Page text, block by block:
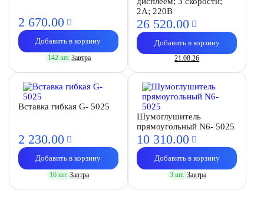
2 670.00
Добавить в корзину
142 шт. Завтра
2А; 220В
26 520.00
Добавить в корзину
21.08.26
Вставка гибкая G- 5025
2 230.00
Добавить в корзину
16 шт. Завтра
Шумоглушитель
прямоугольный N6- 5025
10 310.00
Добавить в корзину
3 шт. Завтра